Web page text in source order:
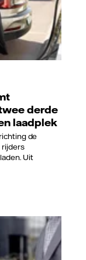
derde
laadplek
de
rijders
Uit